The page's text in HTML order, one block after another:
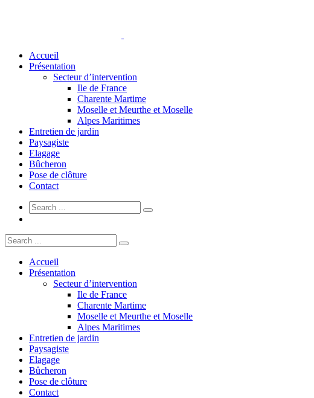
Accueil
Présentation
Secteur d’intervention
Ile de France
Charente Martime
Moselle et Meurthe et Moselle
Alpes Maritimes
Entretien de jardin
Paysagiste
Elagage
Bûcheron
Pose de clôture
Contact
Accueil
Présentation
Secteur d’intervention
Ile de France
Charente Martime
Moselle et Meurthe et Moselle
Alpes Maritimes
Entretien de jardin
Paysagiste
Elagage
Bûcheron
Pose de clôture
Contact